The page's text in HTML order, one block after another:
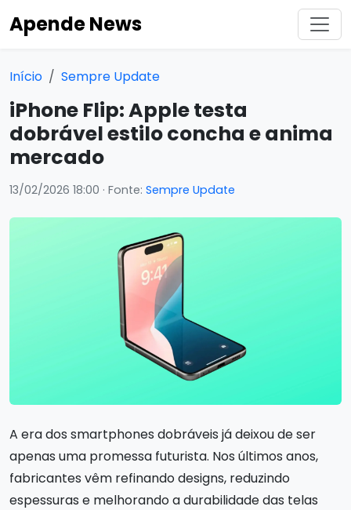
Apende News
Início Sempre Update
iPhone Flip: Apple testa
dobrável estilo concha e anima
mercado
13/02/2026 18:00 · Fonte: Sempre Update
A era dos smartphones dobráveis já deixou de ser
apenas uma promessa futurista. Nos últimos anos,
fabricantes vêm refinando designs, reduzindo
espessuras e melhorando a durabilidade das telas